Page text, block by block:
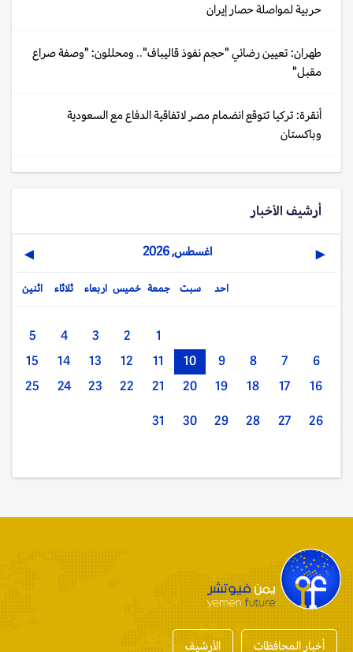
حربية لمواصلة حصار إيران
طهران: تعيين رضائي "حجم نفوذ قاليباف".. ومحللون: "وصفة صراع
مقبل"
أنقرة: تركيا تتوقع انضمام مصر لاتفاقية الدفاع مع السعودية
وباكستان
أرشيف الأخبار
◀ اغسطس, 2026 ▶
اثنين ثلاثاء اربعاء خميس جمعة سبت احد
1
2
3
4
5
6
7
8
9
10
11
12
13
14
15
16
17
18
19
20
21
22
23
24
25
26
27
28
29
30
31
أخبار المحافظات الأرشيف